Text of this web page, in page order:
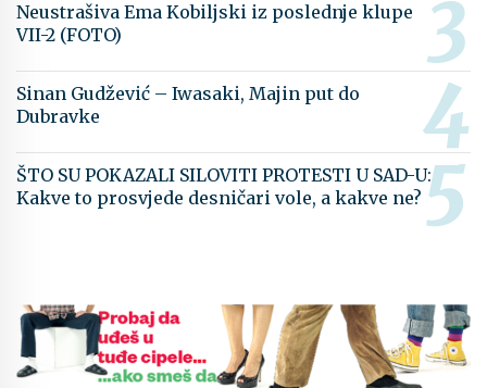
Neustrašiva Ema Kobiljski iz poslednje klupe
VII-2 (FOTO)
Sinan Gudžević – Iwasaki, Majin put do
Dubravke
ŠTO SU POKAZALI SILOVITI PROTESTI U SAD-U:
Kakve to prosvjede desničari vole, a kakve ne?